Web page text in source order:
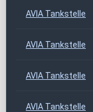
AVIA Tankstelle
AVIA Tankstelle
AVIA Tankstelle
AVIA Tankstelle